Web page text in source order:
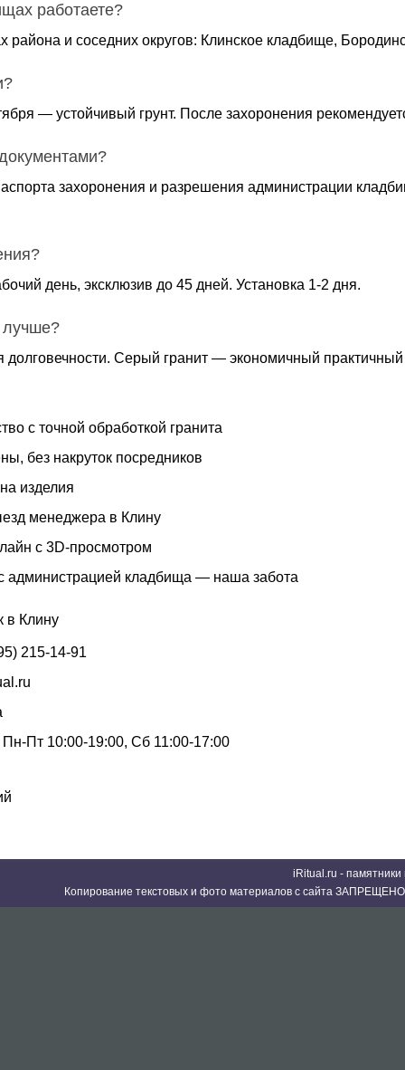
работаете?
района и соседних округов: Клинское кладбище,
— устойчивый грунт. После захоронения
захоронения и разрешения администрации
день, эксклюзив до 45 дней. Установка 1-2 дня.
лучше?
долговечности. Серый гранит — экономичный
с точной обработкой гранита
без накруток посредников
изделия
менеджера в Клину
с 3D-просмотром
администрацией кладбища — наша забота
в Клину
215-14-91
Пт 10:00-19:00, Сб 11:00-17:00
iRitual.ru -
Копирование текстовых и фото материалов с сайта